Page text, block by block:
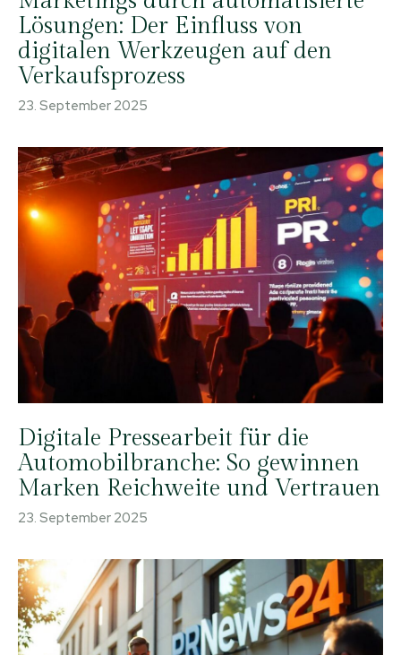
Lösungen: Der Einfluss von
digitalen Werkzeugen auf den
Verkaufsprozess
23. September 2025
Digitale Pressearbeit für die
Automobilbranche: So gewinnen
Marken Reichweite und Vertrauen
23. September 2025